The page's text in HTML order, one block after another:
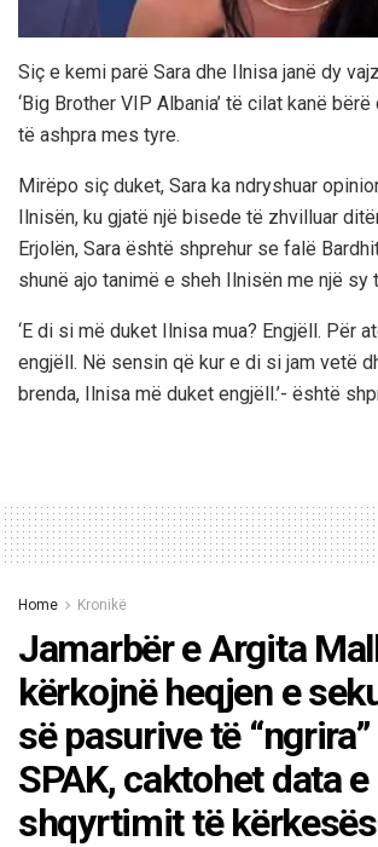
Siç e kemi parë Sara dhe Ilnisa janë dy
‘Big Brother VIP Albania’ të cilat kanë
të ashpra mes tyre.
Mirëpo siç duket, Sara ka ndryshuar
Ilnisën, ku gjatë një bisede të zhvilluar
Erjolën, Sara është shprehur se falë
shunë ajo tanimë e sheh Ilnisën me një sy
‘E di si më duket Ilnisa mua? Engjëll. Për
engjëll. Në sensin që kur e di si jam vetë
brenda, Ilnisa më duket engjëll.’- është
Home Kronikë
Jamarbër e Argita
kërkojnë heqjen e
së pasurive të
SPAK, caktohet data e
shqyrtimit të kërkesës